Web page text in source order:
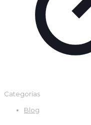
Categorías
Blog